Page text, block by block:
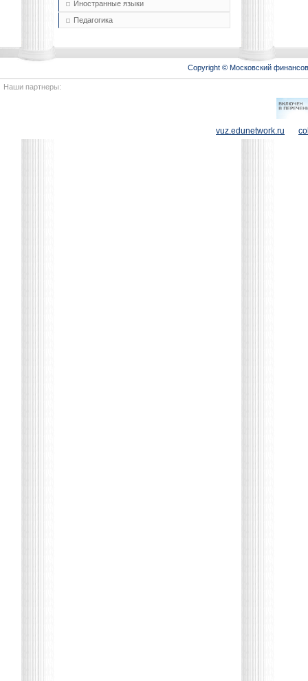
Иностранные языки
Педагогика
Copyright © Московский
Наши партнеры:
vuz.edunetwork.ru